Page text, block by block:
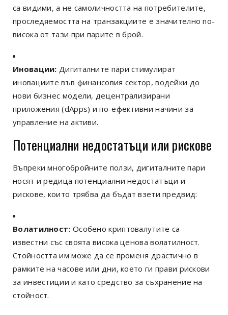
са видими, а не самоличността на потребителите,
проследяемостта на транзакциите е значително по-
висока от тази при парите в брой.
Иновации: Дигиталните пари стимулират
иновациите във финансовия сектор, водейки до
нови бизнес модели, децентрализирани
приложения (dApps) и по-ефективни начини за
управление на активи.
Потенциални недостатъци или рискове
Въпреки многобройните ползи, дигиталните пари
носят и редица потенциални недостатъци и
рискове, които трябва да бъдат взети предвид:
Волатилност: Особено криптовалутите са
известни със своята висока ценова волатилност.
Стойността им може да се променя драстично в
рамките на часове или дни, което ги прави рискови
за инвестиции и като средство за съхранение на
стойност.